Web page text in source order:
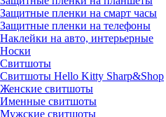
Защитные пленки на смарт часы
Защитные пленки на телефоны
Наклейки на авто, интерьерные
Носки
Свитшоты
Cвитшоты Hello Kitty Sharp&Shop
Женские свитшоты
Именные свитшоты
Мужские свитшоты